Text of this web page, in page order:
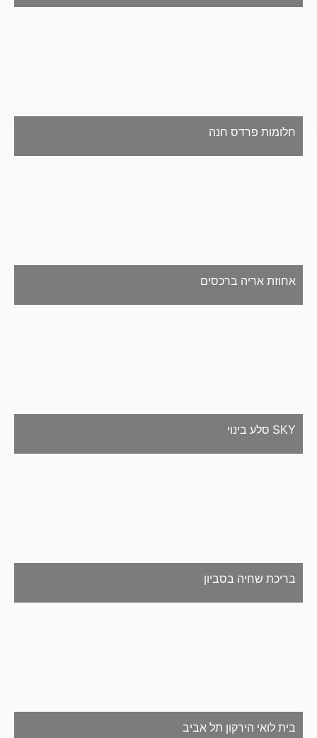
חלומות פרדס חנה
אחוזת אריה ברכסים
SKY סלע בינוי
בריכת שחיה בסביון
בית לואי הירקון תל אביב